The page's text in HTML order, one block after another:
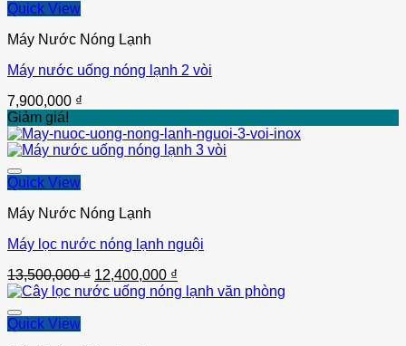
Quick View
Máy Nước Nóng Lạnh
Máy nước uống nóng lạnh 2 vòi
7,900,000 ₫
Giảm giá!
Quick View
Máy Nước Nóng Lạnh
Máy lọc nước nóng lạnh nguội
13,500,000₫ Giá
gốc
12,400,000 ₫
hiện
Quick View